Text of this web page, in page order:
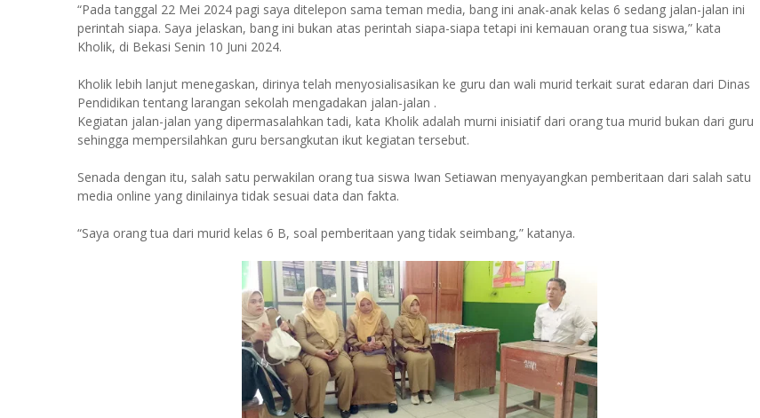
“Pada tanggal 22 Mei 2024 pagi saya ditelepon sama teman media, bang ini anak-anak kelas 6 sedang jalan-jalan ini
perintah siapa. Saya jelaskan, bang ini bukan atas perintah siapa-siapa tetapi ini kemauan orang tua siswa,” kata
Kholik, di Bekasi Senin 10 Juni 2024.
Kholik lebih lanjut menegaskan, dirinya telah menyosialisasikan ke guru dan wali murid terkait surat edaran dari Dinas
Pendidikan tentang larangan sekolah mengadakan jalan-jalan .
Kegiatan jalan-jalan yang dipermasalahkan tadi, kata Kholik adalah murni inisiatif dari orang tua murid bukan dari guru
sehingga mempersilahkan guru bersangkutan ikut kegiatan tersebut.
Senada dengan itu, salah satu perwakilan orang tua siswa Iwan Setiawan menyayangkan pemberitaan dari salah satu
media online yang dinilainya tidak sesuai data dan fakta.
“Saya orang tua dari murid kelas 6 B, soal pemberitaan yang tidak seimbang,” katanya.